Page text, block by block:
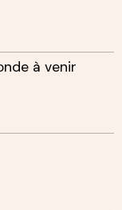
à venir